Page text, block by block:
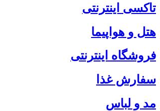
تاکسی اینترنتی
هتل و هواپیما
فروشگاه اینترنتی
سفارش غذا
مد و لباس